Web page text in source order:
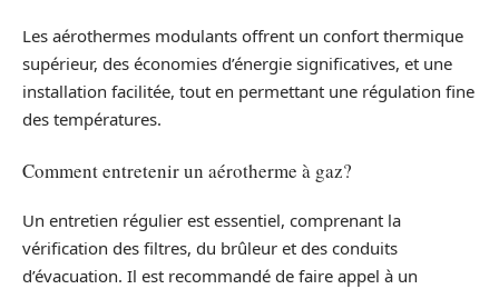
Les aérothermes modulants offrent un confort thermique
supérieur, des économies d’énergie significatives, et une
installation facilitée, tout en permettant une régulation fine
des températures.
Comment entretenir un aérotherme à gaz?
Un entretien régulier est essentiel, comprenant la
vérification des filtres, du brûleur et des conduits
d’évacuation. Il est recommandé de faire appel à un